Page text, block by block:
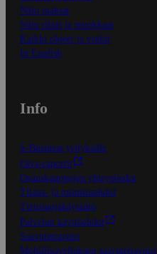
Näin maksat
Näin tilaat ja muokkaat
Kaikki ohjeet ja vinkit
In English
Info
S-Business yrityksille
Oiva-raportit
Osuuskauppojen yhteystiedot
Tilaus- ja toimitusehdot
Tietosuojakäytäntö
Palvelun käyttöehdot
Saavutettavuus
Mobiilisovelluksen saavutettavuus